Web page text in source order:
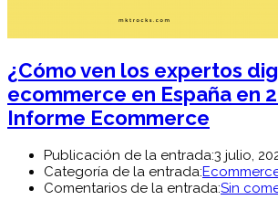
¿Cómo ven los expertos
ecommerce en España en
Informe Ecommerce
Publicación de la entrada:3 julio,
Categoría de la entrada:
Comentarios de la entrada:Sin